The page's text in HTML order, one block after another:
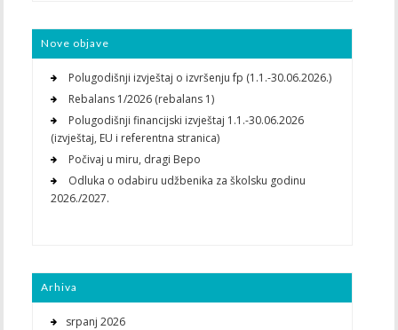
Nove objave
Polugodišnji izvještaj o izvršenju fp (1.1.-30.06.2026.)
Rebalans 1/2026 (rebalans 1)
Polugodišnji financijski izvještaj 1.1.-30.06.2026
(izvještaj, EU i referentna stranica)
Počivaj u miru, dragi Bepo
Odluka o odabiru udžbenika za školsku godinu
2026./2027.
Arhiva
srpanj 2026